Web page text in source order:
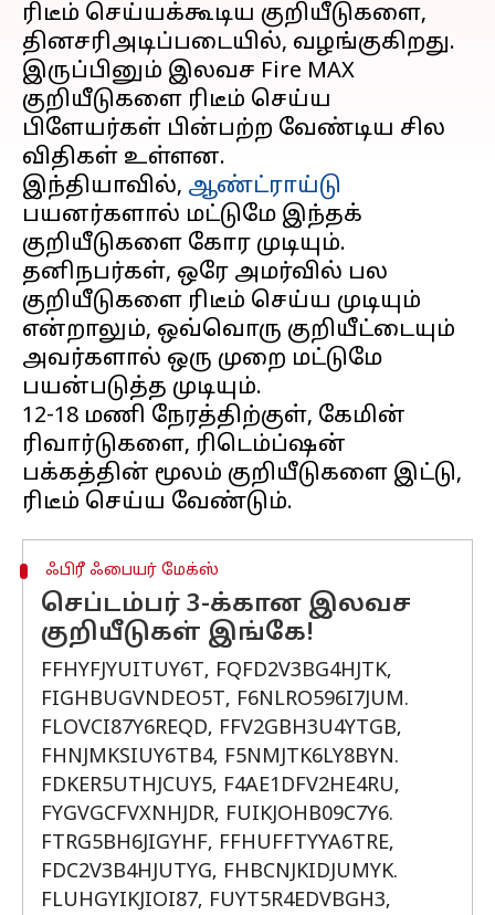
ரிடீம் செய்யக்கூடிய குறியீடுகளை,
தினசரிஅடிப்படையில், வழங்குகிறது.
இருப்பினும் இலவச Fire MAX
குறியீடுகளை ரிடீம் செய்ய
பிளேயர்கள் பின்பற்ற வேண்டிய சில
விதிகள் உள்ளன.
இந்தியாவில், ஆண்ட்ராய்டு
பயனர்களால் மட்டுமே இந்தக்
குறியீடுகளை கோர முடியும்.
தனிநபர்கள், ஒரே அமர்வில் பல
குறியீடுகளை ரிடீம் செய்ய முடியும்
என்றாலும், ஒவ்வொரு குறியீட்டையும்
அவர்களால் ஒரு முறை மட்டுமே
பயன்படுத்த முடியும்.
12-18 மணி நேரத்திற்குள், கேமின்
ரிவார்டுகளை, ரிடெம்ப்ஷன்
பக்கத்தின் மூலம் குறியீடுகளை இட்டு,
ஃபிரீ ஃபையர் மேக்ஸ்
செப்டம்பர் 3-க்கான இலவச
குறியீடுகள் இங்கே!
FFHYFJYUITUY6T, FQFD2V3BG4HJTK,
FIGHBUGVNDEO5T, F6NLRO596I7JUM.
FLOVCI87Y6REQD, FFV2GBH3U4YTGB,
FHNJMKSIUY6TB4, F5NMJTK6LY8BYN.
FDKER5UTHJCUY5, F4AE1DFV2HE4RU,
FYGVGCFVXNHJDR, FUIKJOHB09C7Y6.
FTRG5BH6JIGYHF, FFHUFFTYYA6TRE,
FDC2V3B4HJUTYG, FHBCNJKIDJUMYK.
FLUHGYIKJIOI87, FUYT5R4EDVBGH3,